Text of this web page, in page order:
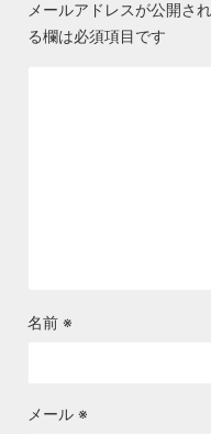
メールアドレスが公開さ
る欄は必須項目です
名前 ※
メール ※